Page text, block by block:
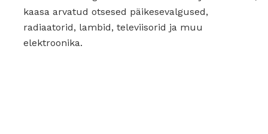
kaasa arvatud otsesed päikesevalgused,
radiaatorid, lambid, televiisorid ja muu
elektroonika.